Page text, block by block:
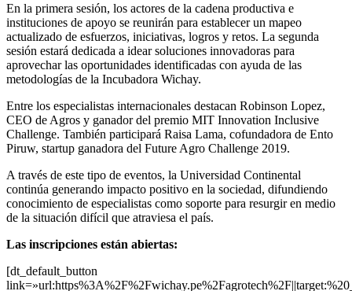
En la primera sesión, los actores de la cadena productiva e
instituciones de apoyo se reunirán para establecer un mapeo
actualizado de esfuerzos, iniciativas, logros y retos. La segunda
sesión estará dedicada a idear soluciones innovadoras para
aprovechar las oportunidades identificadas con ayuda de las
metodologías de la Incubadora Wichay.
Entre los especialistas internacionales destacan Robinson Lopez,
CEO de Agros y ganador del premio MIT Innovation Inclusive
Challenge. También participará Raisa Lama, cofundadora de Ento
Piruw, startup ganadora del Future Agro Challenge 2019.
A través de este tipo de eventos, la Universidad Continental
continúa generando impacto positivo en la sociedad, difundiendo
conocimiento de especialistas como soporte para resurgir en medio
de la situación difícil que atraviesa el país.
Las inscripciones están abiertas:
[dt_default_button